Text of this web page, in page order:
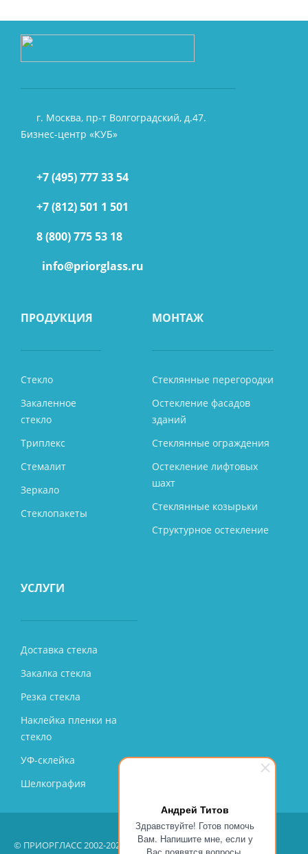
Андрей Титов
Здравствуйте! Готов помочь
Вам. Напишите мне, если у
г. Москва, пр-т Волгоградский, д.47.
Бизнес-центр «КУБ»
+7 (495) 777 33 54
+7 (812) 501 1 501
8 (800) 775 53 18
info@priorglass.ru
ПРОДУКЦИЯ
Стекло
Закаленное
стекло
Триплекс
Стемалит
Зеркало
Стеклопакеты
МОНТАЖ
Стеклянные перегородки
Остекление фасадов
зданий
Стеклянные ограждения
Остекление лифтовых
шахт
Стеклянные козырьки
Структурное остекление
УСЛУГИ
Доставка стекла
Закалка стекла
Резка стекла
Наклейка пленки на
стекло
УФ-склейка
Шелкография
© ПРИОРГЛАСС 2002-2026 – производство, продажа, монтаж